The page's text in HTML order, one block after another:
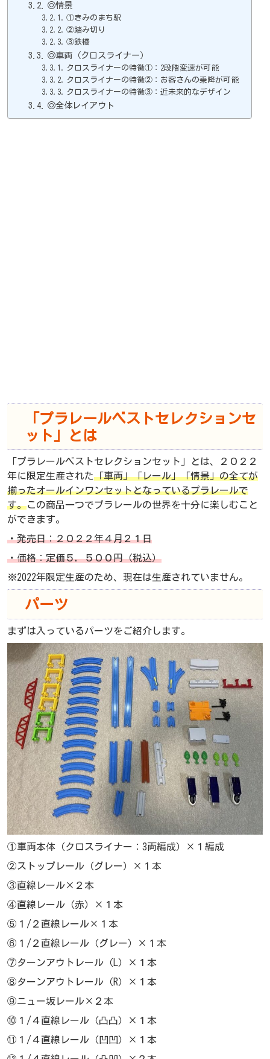
◎情景
①きみのまち駅
②踏み切り
③鉄橋
◎車両（クロスライナー）
クロスライナーの特徴①：2段階変速が可能
クロスライナーの特徴②：お客さんの乗降が可能
クロスライナーの特徴③：近未来的なデザイン
◎全体レイアウト
「プラレールベストセレクションセ
ット」とは
「プラレールベストセレクションセット」とは、２０２２
年に限定生産された「車両」「レール」「情景」の全てが
揃ったオールインワンセットとなっているプラレールで
す。この商品一つでプラレールの世界を十分に楽しむこと
ができます。
・発売日：２０２２年４月２１日
・価格：定価５，５００円（税込）
※2022年限定生産のため、現在は生産されていません。
パーツ
まずは入っているパーツをご紹介します。
①車両本体（クロスライナー：3両編成）×１編成
②ストップレール（グレー）×１本
③直線レール×２本
④直線レール（赤）×１本
⑤１/２直線レール×１本
⑥１/２直線レール（グレー）×１本
⑦ターンアウトレール（L）×１本
⑧ターンアウトレール（R）×１本
⑨ニュー坂レール×２本
⑩１/４直線レール（凸凸）×１本
⑪１/４直線レール（凹凹）×１本